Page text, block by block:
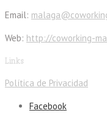
Email:
Web: http://coworking-
Links
Política de Privacidad
Facebook